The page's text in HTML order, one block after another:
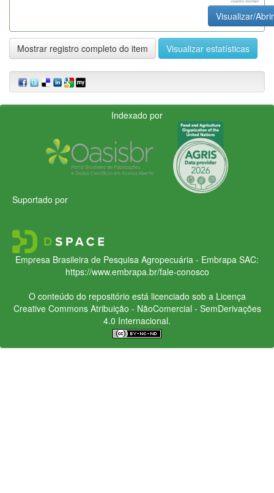
Visualizar/Abrir
Mostrar registro completo do item Visualizar estatísticas
Indexado por
Suportado por
Empresa Brasileira de Pesquisa Agropecuária - Embrapa SAC:
https://www.embrapa.br/fale-conosco
O conteúdo do repositório está licenciado sob a Licença
Creative CommonsAtribuição - NãoComercial - SemDerivações
4.0 Internacional.